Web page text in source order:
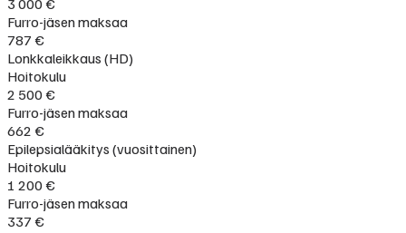
3 000 €
Furro-jäsen maksaa
787 €
Lonkkaleikkaus (HD)
Hoitokulu
2 500 €
Furro-jäsen maksaa
662 €
Epilepsialääkitys (vuosittainen)
Hoitokulu
1 200 €
Furro-jäsen maksaa
337 €